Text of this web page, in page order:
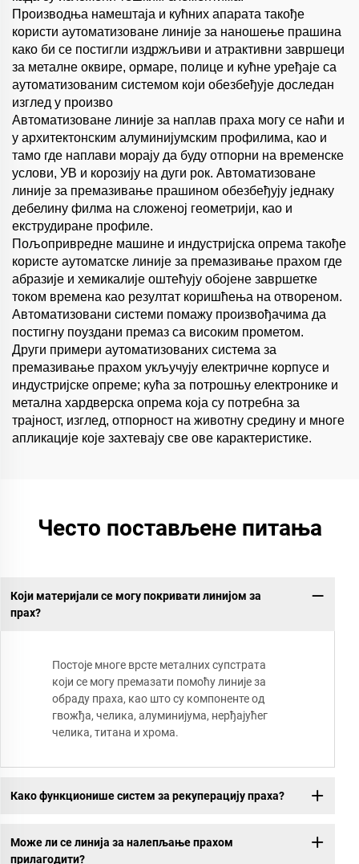
Производња намештаја и кућних апарата такође
користи аутоматизоване линије за наношење прашина
како би се постигли издржљиви и атрактивни завршеци
за металне оквире, ормаре, полице и кућне уређаје са
аутоматизованим системом који обезбеђује доследан
изглед у произво
Автоматизоване линије за наплав праха могу се наћи и
у архитектонским алуминијумским профилима, као и
тамо где наплави морају да буду отпорни на временске
услови, УВ и корозију на дуги рок. Автоматизоване
линије за премазивање прашином обезбеђују једнаку
дебелину филма на сложеној геометрији, као и
екструдиране профиле.
Пољопривредне машине и индустријска опрема такође
користе аутоматске линије за премазивање прахом где
абразије и хемикалије оштећују обојене завршетке
током времена као резултат коришћења на отвореном.
Автоматизовани системи помажу произвођачима да
постигну поуздани премаз са високим прометом.
Други примери аутоматизованих система за
премазивање прахом укључују електричне корпусе и
индустријске опреме; кућа за потрошњу електронике и
метална хардверска опрема која су потребна за
трајност, изглед, отпорност на животну средину и многе
апликације које захтевају све ове карактеристике.
Често постављене питања
Који материјали се могу покривати линијом за
прах?
Постоје многе врсте металних супстрата
који се могу премазати помоћу линије за
обраду праха, као што су компоненте од
гвожђа, челика, алуминијума, нерђајућег
челика, титана и хрома.
Како функционише систем за рекуперацију праха?
Може ли се линија за налепљање прахом
прилагодити?